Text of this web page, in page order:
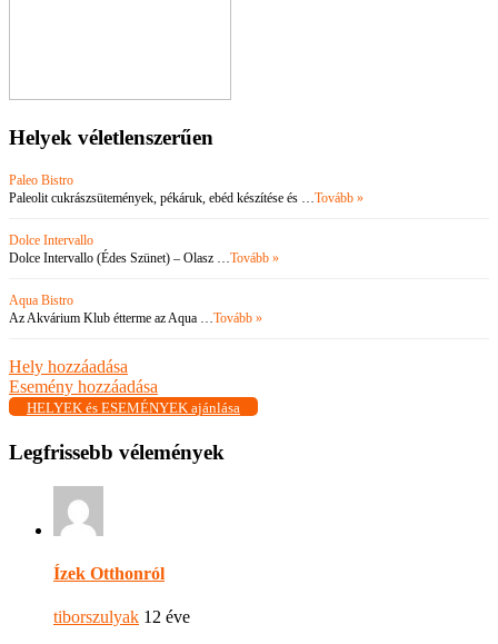
Helyek véletlenszerűen
Paleo Bistro
Paleolit cukrászsütemények, pékáruk, ebéd készítése és …Tovább »
Dolce Intervallo
Dolce Intervallo (Édes Szünet) – Olasz …Tovább »
Aqua Bistro
Az Akvárium Klub étterme az Aqua …Tovább »
Hely hozzáadása
Esemény hozzáadása
HELYEK és ESEMÉNYEK ajánlása
Legfrissebb vélemények
Ízek Otthonról
tiborszulyak 12 éve